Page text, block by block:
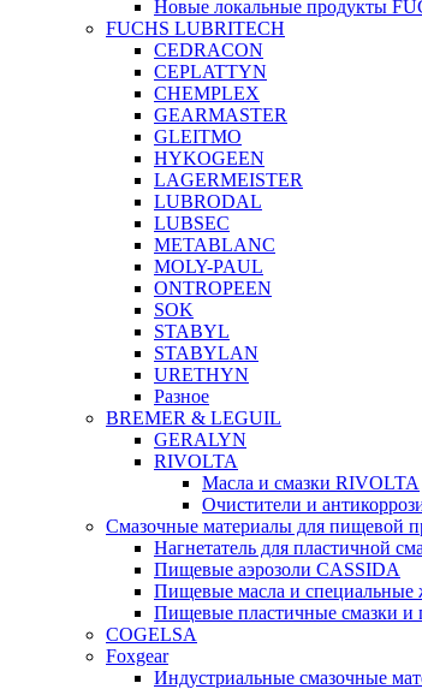
Новые локальные продукты
FUCHS LUBRITECH
CEDRACON
CEPLATTYN
CHEMPLEX
GEARMASTER
GLEITMO
HYKOGEEN
LAGERMEISTER
LUBRODAL
LUBSEC
METABLANC
MOLY-PAUL
ONTROPEEN
SOK
STABYL
STABYLAN
URETHYN
Разное
BREMER & LEGUIL
GERALYN
RIVOLTA
Масла и смазки RIVOLTA
Очистители и
Смазочные материалы для пищевой
Нагнетатель для пластичной
Пищевые аэрозоли CASSIDA
Пищевые масла и специальные
Пищевые пластичные смазки и
COGELSA
Foxgear
Индустриальные смазочные